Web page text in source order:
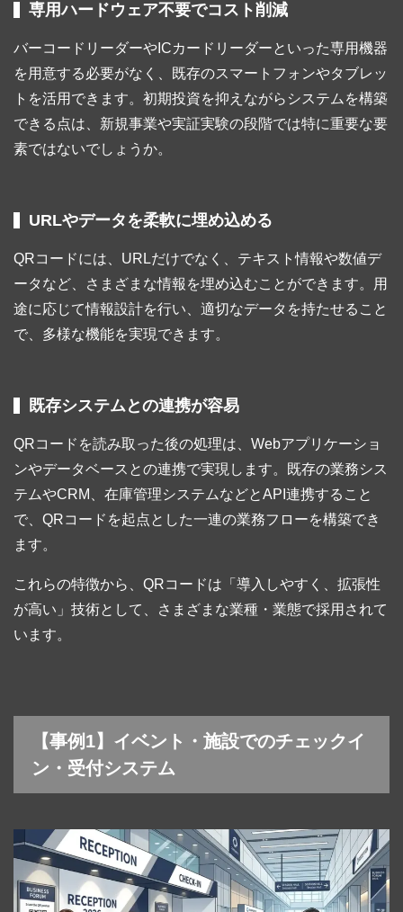
専用ハードウェア不要でコスト削減
バーコードリーダーやICカードリーダーといった専用機器
を用意する必要がなく、既存のスマートフォンやタブレッ
トを活用できます。初期投資を抑えながらシステムを構築
できる点は、新規事業や実証実験の段階では特に重要な要
素ではないでしょうか。
URLやデータを柔軟に埋め込める
QRコードには、URLだけでなく、テキスト情報や数値デ
ータなど、さまざまな情報を埋め込むことができます。用
途に応じて情報設計を行い、適切なデータを持たせること
で、多様な機能を実現できます。
既存システムとの連携が容易
QRコードを読み取った後の処理は、Webアプリケーショ
ンやデータベースとの連携で実現します。既存の業務シス
テムやCRM、在庫管理システムなどとAPI連携すること
で、QRコードを起点とした一連の業務フローを構築でき
ます。
これらの特徴から、QRコードは「導入しやすく、拡張性
が高い」技術として、さまざまな業種・業態で採用されて
います。
【事例1】イベント・施設でのチェックイ
ン・受付システム